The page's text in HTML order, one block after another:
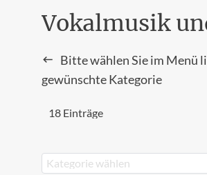
Vokalmusik
Bitte wählen Sie im Menü
gewünschte Kategorie
18 Einträge
Kategorie wählen